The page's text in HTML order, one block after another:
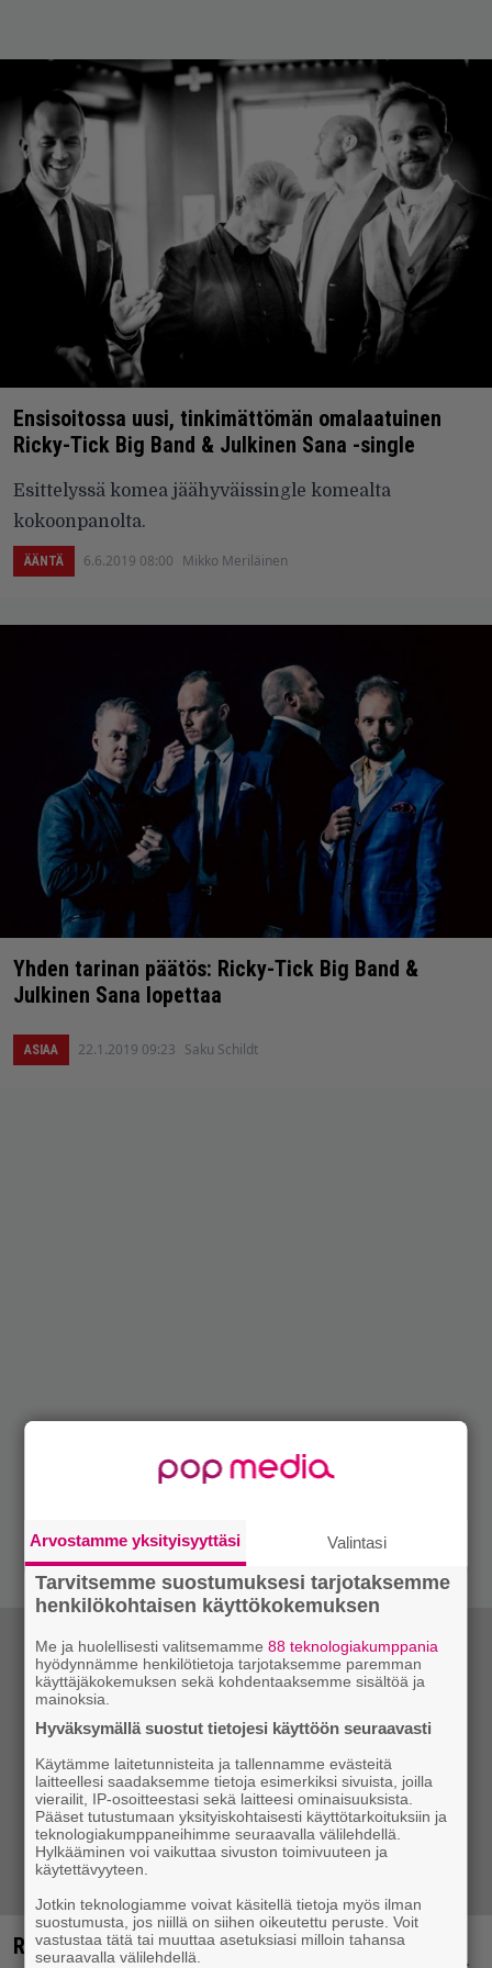
Ensisoitossa uusi, tinkimättömän omalaatuinen
Ricky-Tick Big Band & Julkinen Sana -single
Esittelyssä komea jäähyväissingle komealta
kokoonpanolta.
ÄÄNTÄ 6.6.2019 08:00 Mikko Meriläinen
Yhden tarinan päätös: Ricky-Tick Big Band &
Julkinen Sana lopettaa
ASIAA 22.1.2019 09:23 Saku Schildt
Ricky-Tick Big Band & Julkinen sana päästi
Arvostamme yksityisyyttäsi Valintasi
Tarvitsemme suostumuksesi tarjotaksemme
henkilökohtaisen käyttökokemuksen
Me ja huolellisesti valitsemamme88 teknologiakumppania
hyödynnämme henkilötietoja tarjotaksemme paremman
käyttäjäkokemuksen sekä kohdentaaksemme sisältöä ja
mainoksia.
Hyväksymällä suostut tietojesi käyttöön seuraavasti
Käytämme laitetunnisteita ja tallennamme evästeitä
laitteellesi saadaksemme tietoja esimerkiksi sivuista, joilla
vierailit, IP-osoitteestasi sekä laitteesi ominaisuuksista.
Pääset tutustumaan yksityiskohtaisesti käyttötarkoituksiin ja
teknologiakumppaneihimme seuraavalla välilehdellä.
Hylkääminen voi vaikuttaa sivuston toimivuuteen ja
käytettävyyteen.
Jotkin teknologiamme voivat käsitellä tietoja myös ilman
suostumusta, jos niillä on siihen oikeutettu peruste. Voit
vastustaa tätä tai muuttaa asetuksiasi milloin tahansa
seuraavalla välilehdellä.